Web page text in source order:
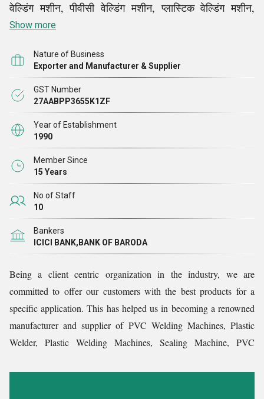
वेल्डिंग मशीन, पीवीसी वेल्डिंग मशीन, प्लास्टिक वेल्डिंग मशीन,
ब्लिस्टर सीलिंग मशीन, पीवीसी सीलिंग मशीन
डिज़ाइन की गई, इन सभी मशीनों को कम परिचालन लागत, आसान
प्रदर्शन, उत्पादन की उच्चतम दर और भारी लाभप्रदता के लिए
अत्यधिक स्वीकार किया जाता है।
हमें क्यों चुनें?
अत्यधिक कुशल रेडियो फ्रीक्वेंसी पीवीसी वेल्डिंग मशीन
क्वालिटी एश्योरेंस पॉलिसी
प्रतिभाशाली टीम के साथ साउंड मैन्युफैक्चरिंग यूनिट
उत्पाद लाइन की समय पर डिलीवरी
उद्योग की प्रमुख कीमतें
Show more
Nature of Business
Exporter and Manufacturer & Supplier
GST Number
27AABPP3655K1ZF
Year of Establishment
1990
Member Since
15 Years
No of Staff
10
Bankers
ICICI BANK,BANK OF BARODA
Being a client centric organization in the industry, we are
committed to offer our customers with the best products for a
specific application. This has helped us in becoming a renowned
manufacturer and supplier of PVC Welding Machines, Plastic
Welder, Plastic Welding Machines, Sealing Machine, PVC